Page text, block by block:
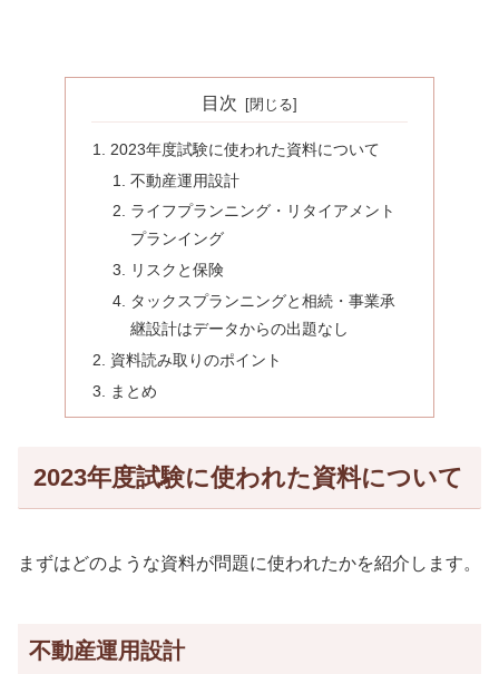
目次
2023年度試験に使われた資料について
不動産運用設計
ライフプランニング・リタイアメント
プランイング
リスクと保険
タックスプランニングと相続・事業承
継設計はデータからの出題なし
資料読み取りのポイント
まとめ
2023年度試験に使われた資料について
まずはどのような資料が問題に使われたかを紹介します。
不動産運用設計